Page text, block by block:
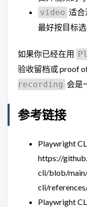
video 适合
最好按目标
如果你已经在用
验收留档或 proof
recording 会是
参考链接
Playwright
https://
cli/blob/
cli/
Playwright